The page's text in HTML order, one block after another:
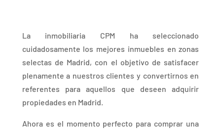
La inmobiliaria CPM ha seleccionado
cuidadosamente los mejores inmuebles en zonas
selectas de Madrid, con el objetivo de satisfacer
plenamente a nuestros clientes y convertirnos en
referentes para aquellos que deseen adquirir
propiedades en Madrid.
Ahora es el momento perfecto para comprar una